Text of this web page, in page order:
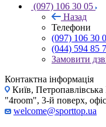
(097) 106 30 05
Назад
Телефони
(097) 106 30
(044) 594 85
Замовити
Контактна інформація
Київ,
"4room", 3-й поверх,
welcome@sporttop.ua